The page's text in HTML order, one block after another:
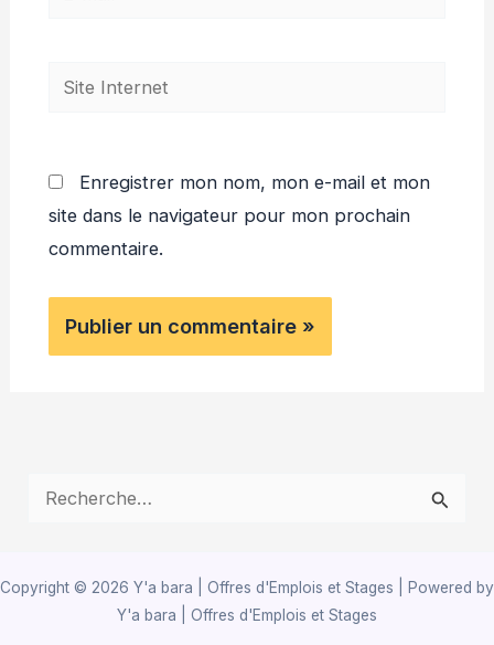
Site
Enregistrer mon nom, mon e-mail et mon
site dans le navigateur pour mon prochain
commentaire.
h
Copyright © 2026 Y'a bara | Offres d'Emplois et Stages | Powered by
Y'a bara | Offres d'Emplois et Stages